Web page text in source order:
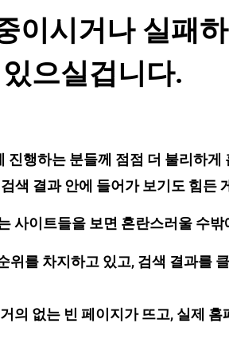
이시거나 실패
으실겁니다.
진행하는 분들께 점점 더 불리하게
색 결과 안에 들어가 보기도 힘든
사이트들을 보면 혼란스러울 수밖
위를 차지하고 있고, 검색 결과를
의 없는 빈 페이지가 뜨고, 실제